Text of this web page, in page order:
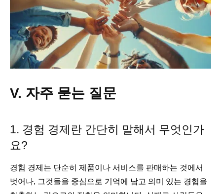
V. 자주 묻는 질문
1. 경험 경제란 간단히 말해서 무엇인가
요?
경험 경제는 단순히 제품이나 서비스를 판매하는 것에서
벗어나, 그것들을 중심으로 기억에 남고 의미 있는 경험을